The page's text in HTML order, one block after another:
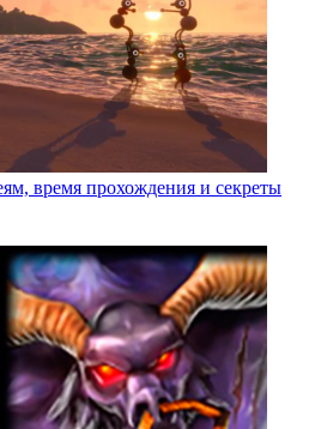
время прохождения и секреты